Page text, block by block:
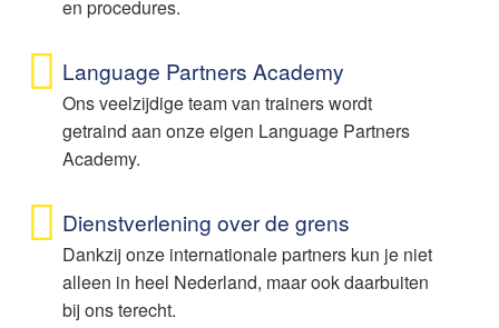
en procedures.
Language Partners Academy
Ons veelzijdige team van trainers wordt
getraind aan onze eigen Language Partners
Academy.
Dienstverlening over de grens
Dankzij onze internationale partners kun je niet
alleen in heel Nederland, maar ook daarbuiten
bij ons terecht.